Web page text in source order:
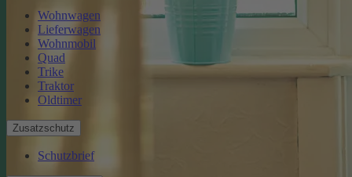
Wohnwagen
Lieferwagen
Wohnmobil
Quad
Trike
Traktor
Oldtimer
Zusatzschutz
Schutzbrief